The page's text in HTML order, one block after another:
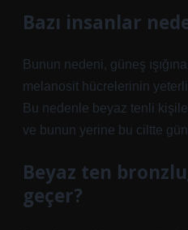
Bazı insanlar
Bunun nedeni, güneş
melanosit hücrelerinin
Bu nedenle beyaz tenli
ve bunun yerine bu ciltte
Beyaz ten
geçer?